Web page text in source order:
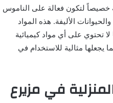
لتكون فعالة على الناموس
الأليفة. هذه المواد
تحتوي على أي مواد كيميائية
يجعلها مثالية للاستخدام في
في مزيرع